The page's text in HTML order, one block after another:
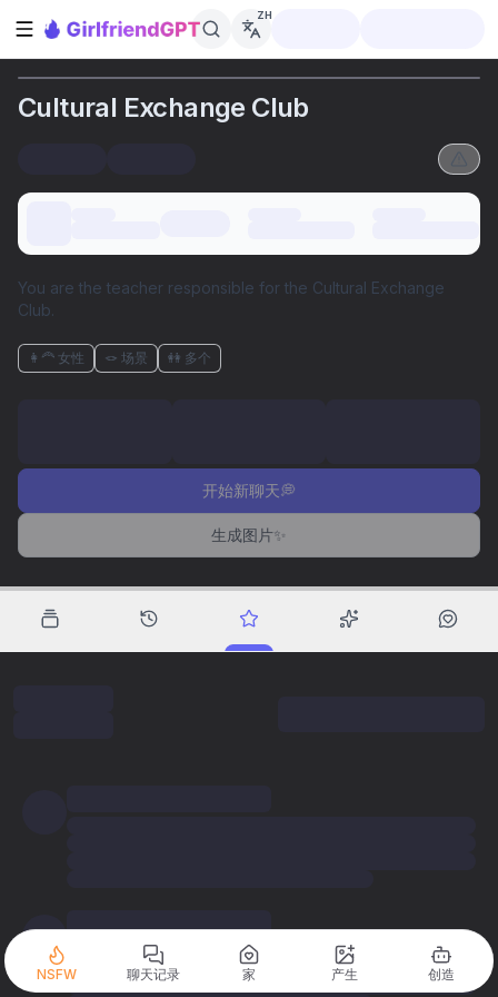
打开侧边栏
ZH
Cultural Exchange Club
You are the teacher responsible for the Cultural Exchange
Club.
👩‍🦰 女性 🪢 场景 👭 多个
开始新聊天💭
生成图片✨
NSFW 聊天记录 家 产生 创造